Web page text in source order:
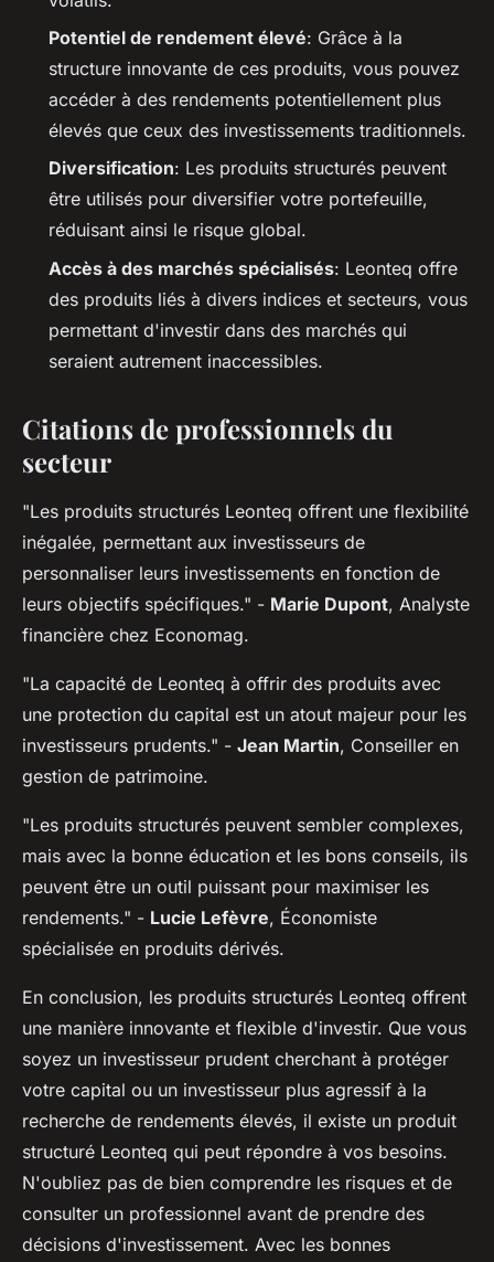
Potentiel de rendement élevé: Grâce à la
structure innovante de ces produits, vous pouvez
accéder à des rendements potentiellement plus
élevés que ceux des investissements traditionnels.
Diversification: Les produits structurés peuvent
être utilisés pour diversifier votre portefeuille,
réduisant ainsi le risque global.
Accès à des marchés spécialisés: Leonteq offre
des produits liés à divers indices et secteurs, vous
permettant d'investir dans des marchés qui
seraient autrement inaccessibles.
Citations de professionnels du
secteur
"Les produits structurés Leonteq offrent une flexibilité
inégalée, permettant aux investisseurs de
personnaliser leurs investissements en fonction de
leurs objectifs spécifiques." - Marie Dupont, Analyste
financière chez Economag.
"La capacité de Leonteq à offrir des produits avec
une protection du capital est un atout majeur pour les
investisseurs prudents." - Jean Martin, Conseiller en
gestion de patrimoine.
"Les produits structurés peuvent sembler complexes,
mais avec la bonne éducation et les bons conseils, ils
peuvent être un outil puissant pour maximiser les
rendements." - Lucie Lefèvre, Économiste
spécialisée en produits dérivés.
En conclusion, les produits structurés Leonteq offrent
une manière innovante et flexible d'investir. Que vous
soyez un investisseur prudent cherchant à protéger
votre capital ou un investisseur plus agressif à la
recherche de rendements élevés, il existe un produit
structuré Leonteq qui peut répondre à vos besoins.
N'oubliez pas de bien comprendre les risques et de
consulter un professionnel avant de prendre des
décisions d'investissement. Avec les bonnes